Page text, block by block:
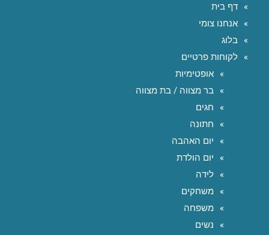
דף בית
אנחנו צומי
בלוג
לקוחות פרטיים
אופטימיות
בר מצווה / בת מצווה
חגים
חתונה
יום האהבה
יום הולדת
לידה
משחקים
משפחה
נשים